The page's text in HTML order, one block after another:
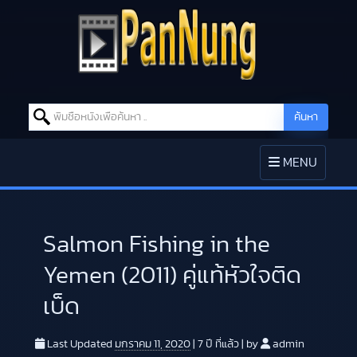
Search for: ค้นหา
TOGGLE
NAVIGATION
MENU
Salmon Fishing in the
Yemen (2011) คู่แท้หัวใจติด
เบ็ด
Last Updated มกราคม 11, 2020 7 ปี ที่แล้ว by admin